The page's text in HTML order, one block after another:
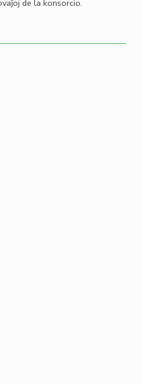
de la konsorcio.